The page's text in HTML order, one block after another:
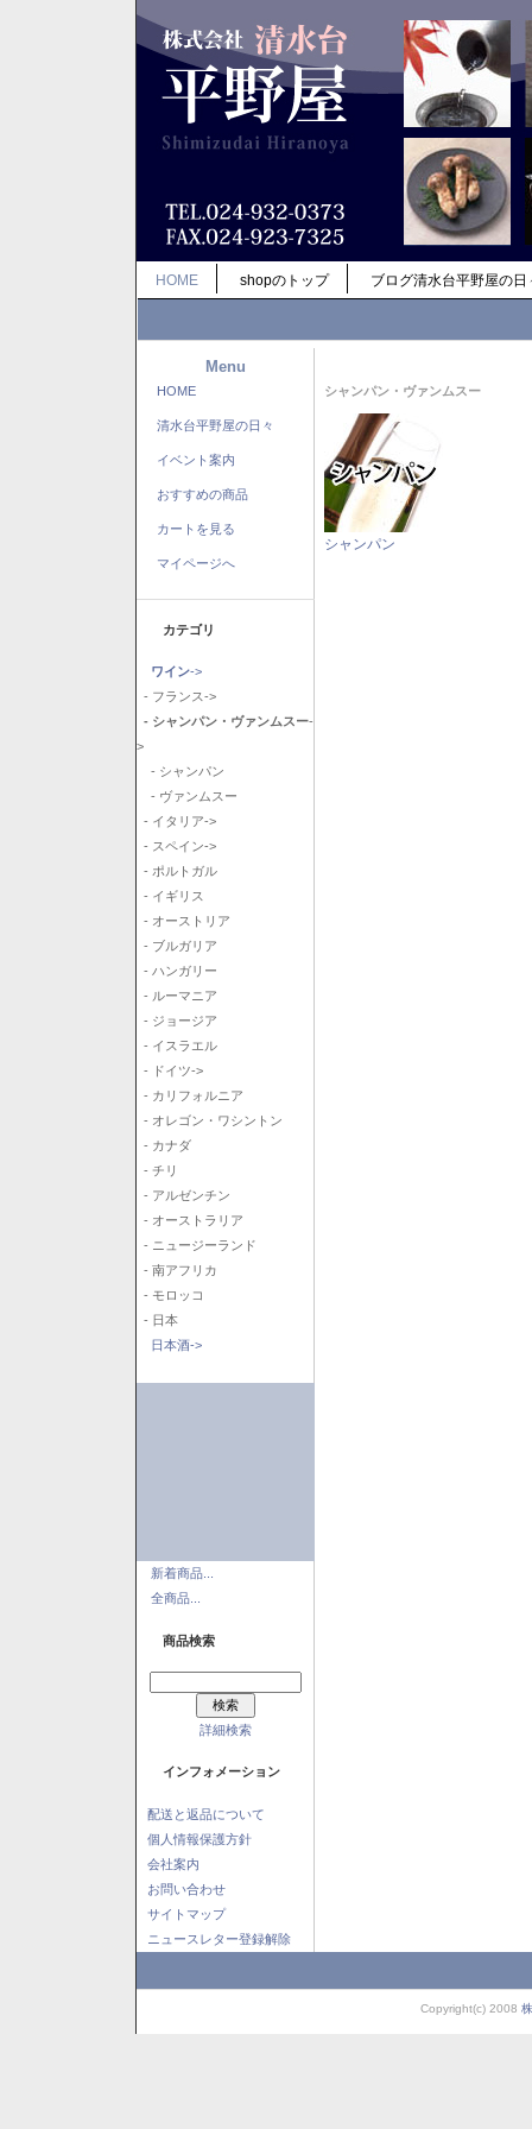
HOME shopのトップ ブログ清水台平野屋の日
Menu
HOME
清水台平野屋の日々
イベント案内
おすすめの商品
カートを見る
マイページへ
カテゴリ
ワイン->
- フランス->
- シャンパン・ヴァンムスー-
>
- シャンパン
- ヴァンムスー
- イタリア->
- スペイン->
- ポルトガル
- イギリス
- オーストリア
- ブルガリア
- ハンガリー
- ルーマニア
- ジョージア
- イスラエル
- ドイツ->
- カリフォルニア
- オレゴン・ワシントン
- カナダ
- チリ
- アルゼンチン
- オーストラリア
- ニュージーランド
- 南アフリカ
- モロッコ
- 日本
日本酒->
新着商品...
全商品...
商品検索
詳細検索
インフォメーション
配送と返品について
個人情報保護方針
会社案内
お問い合わせ
サイトマップ
ニュースレター登録解除
シャンパン・ヴァンムスー
シャンパン
Copyright(c) 2008